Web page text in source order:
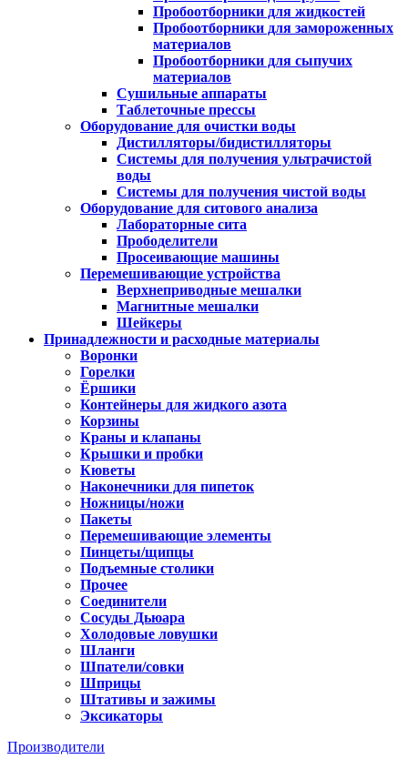
Пробоотборники для жидкостей
Пробоотборники для замороженных
материалов
Пробоотборники для сыпучих
материалов
Сушильные аппараты
Таблеточные прессы
Оборудование для очистки воды
Дистилляторы/бидистилляторы
Системы для получения ультрачистой
воды
Системы для получения чистой воды
Оборудование для ситового анализа
Лабораторные сита
Прободелители
Просеивающие машины
Перемешивающие устройства
Верхнеприводные мешалки
Магнитные мешалки
Шейкеры
Принадлежности и расходные материалы
Воронки
Горелки
Ёршики
Контейнеры для жидкого азота
Корзины
Краны и клапаны
Крышки и пробки
Кюветы
Наконечники для пипеток
Ножницы/ножи
Пакеты
Перемешивающие элементы
Пинцеты/щипцы
Подъемные столики
Прочее
Соединители
Сосуды Дьюара
Холодовые ловушки
Шланги
Шпатели/совки
Шприцы
Штативы и зажимы
Эксикаторы
Производители